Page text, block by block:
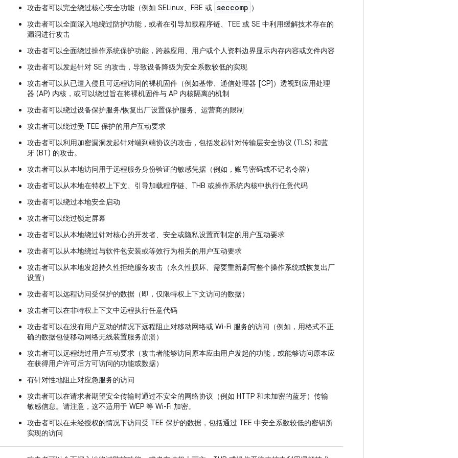
攻击者可以完全绕过核心安全功能（例如 SELinux、FBE 或 seccomp ）
攻击者可以全面深入地绕过防护功能，或者在引导加载程序链、TEE 或 SE 中利用缓解技术存在的
漏洞进行攻击
攻击者可以全面绕过操作系统保护功能，跨越应用、用户或个人资料边界显示内存内容或文件内容
攻击者可以发起针对 SE 的攻击，导致设备降级为安全系数较低的实现
攻击者可以从已遭入侵且可远程访问的裸机固件（例如基带、通信处理器 [CP]）透视到应用处理
器 (AP) 内核，或可以绕过旨在将裸机固件与 AP 内核隔离的机制
攻击者可以绕过设备保护服务/恢复出厂设置保护服务、运营商的限制
攻击者可以绕过受 TEE 保护的用户互动要求
攻击者可以利用加密漏洞发起针对端到端协议的攻击，包括发起针对传输层安全协议 (TLS) 和蓝
牙 (BT) 的攻击。
攻击者可以从本地访问用于远程服务身份验证的敏感凭据（例如，账号密码或不记名令牌）
攻击者可以从本地在特权上下文、引导加载程序链、THB 或操作系统内核中执行任意代码
攻击者可以绕过本地安全启动
攻击者可以绕过锁定屏幕
攻击者可以从本地绕过针对核心的开发者、安全或隐私设置而制定的用户互动要求
攻击者可以从本地绕过与软件包安装或等效行为相关的用户互动要求
攻击者可以从本地发起持久性拒绝服务攻击（永久性损坏、需要重新刷写整个操作系统或恢复出厂
设置）
攻击者可以远程访问受保护的数据（即，仅限特权上下文访问的数据）
攻击者可以在非特权上下文中远程执行任意代码
攻击者可以在没有用户互动的情况下远程阻止对移动网络或 Wi-Fi 服务的访问（例如，用格式不正
确的数据包使移动网络无线装置服务崩溃）
攻击者可以远程绕过用户互动要求（攻击者能够访问原本应由用户发起的功能，或能够访问原本应
在获得用户许可后方可访问的功能或数据）
有针对性地阻止对应急服务的访问
攻击者可以在请求者期望安全传输时通过不安全的网络协议（例如 HTTP 和未加密的蓝牙）传输
敏感信息。请注意，这不适用于 WEP 等 Wi-Fi 加密。
攻击者可以在未经授权的情况下访问受 TEE 保护的数据，包括通过 TEE 中安全系数较低的密钥所
实现的访问